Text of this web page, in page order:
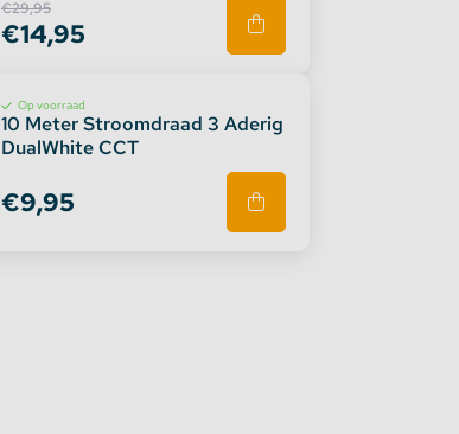
€29,95
€14,95
Op voorraad
10 Meter Stroomdraad 3 Aderig
DualWhite CCT
€9,95